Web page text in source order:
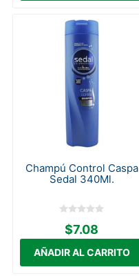
Champú Control Caspa
Sedal 340Ml.
$7.08